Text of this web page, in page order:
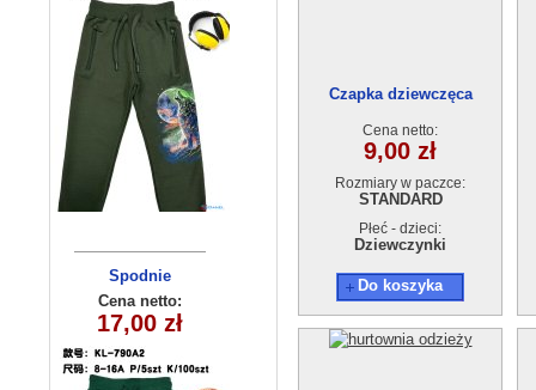
Spodnie
dziecięce
KL-790A2
Cena netto:
17,00 zł
Bluzka
dziecieca
(6-16）6szt
Cena netto:
17,00 zł
Czapka dziewczęca
Cena netto:
9,00 zł
Rozmiary w paczce:
STANDARD
Płeć - dzieci:
Dziewczynki
Do koszyka